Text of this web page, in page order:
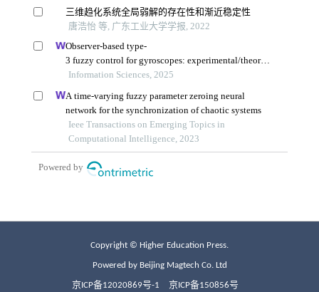
Copyright © Higher Education Press.
Powered by Beijing Magtech Co. Ltd
京ICP备12020869号-1 京ICP备150856号